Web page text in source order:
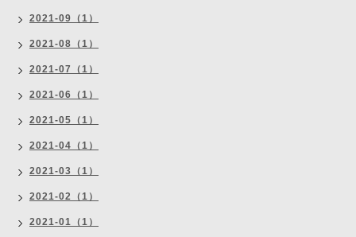
2021-09（1）
2021-08（1）
2021-07（1）
2021-06（1）
2021-05（1）
2021-04（1）
2021-03（1）
2021-02（1）
2021-01（1）